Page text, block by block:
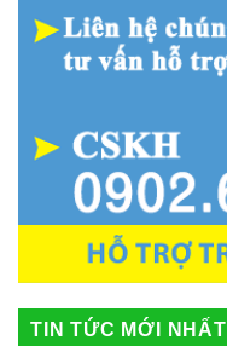
TIN TỨC MỚI NHẤT